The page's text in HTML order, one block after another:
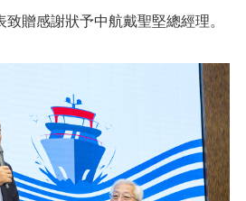
贈感謝狀予中航戴聖堅總經理。